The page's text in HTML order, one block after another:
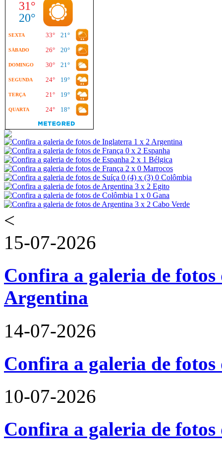
<
15-07-2026
Confira a galeria de
Argentina
14-07-2026
Confira a galeria de
10-07-2026
Confira a galeria de fotos